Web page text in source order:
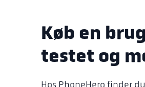
Køb en
testet og
Hos PhoneHero finder